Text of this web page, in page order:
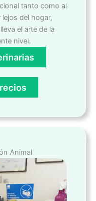
tanto como al
del hogar,
lleva el arte de la
nivel.
Animal